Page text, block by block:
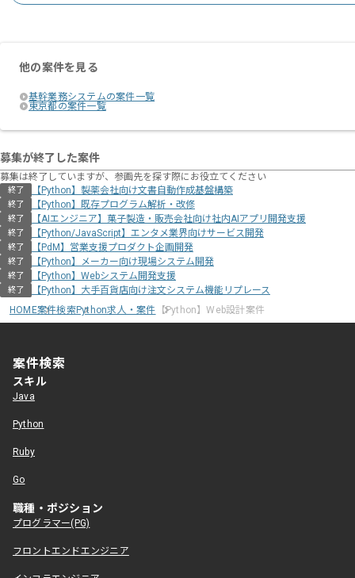
他の案件を見る
基幹業務システムの案件一覧
東京都の案件一覧
募集が終了した案件
募集は終了していますが、参画先を探す際にお役立てください
終了 【Python】製薬会社向け文書自動作成基盤構築
終了 【Python】既存プログラム解析・改修
終了 【AIエンジニア】菓子製造・販売会社向け社内AIアプリ開発支援
終了 【Python/JavaScript】エンタメ業界向けサービス開発
終了 【PdM】営業支援プロダクト企画開発
終了 【Python】メーカー向け現場システム開発
終了 【Python】Webシステム開発支援
終了
【Python】大手百貨店向け注文システム機能リプレース
HOME案件検索Python求人・案件 【Python】Web設計案件
案件検索
スキル
Java
Python
Ruby
Go
職種・ポジション
プログラマー(PG)
フロントエンドエンジニア